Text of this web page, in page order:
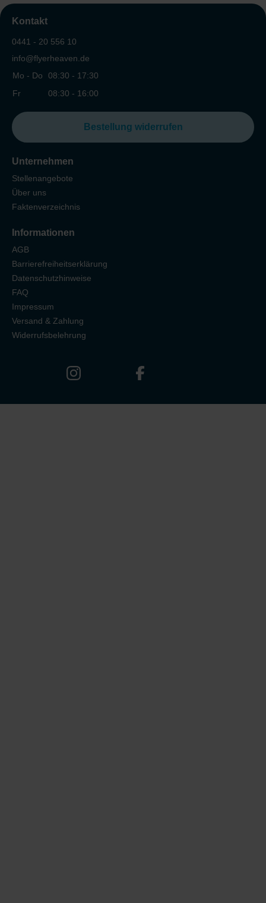
Kontakt
0441 - 20 556 10
info@flyerheaven.de
Mo - Do
08:30 - 17:30
Fr
08:30 - 16:00
Bestellung widerrufen
Unternehmen
Stellenangebote
Über uns
Faktenverzeichnis
Informationen
AGB
Barrierefreiheitserklärung
Datenschutzhinweise
FAQ
Impressum
Versand & Zahlung
Widerrufsbelehrung